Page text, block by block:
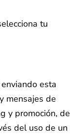
tu
esta
mensajes de
y promoción, de
del uso de un